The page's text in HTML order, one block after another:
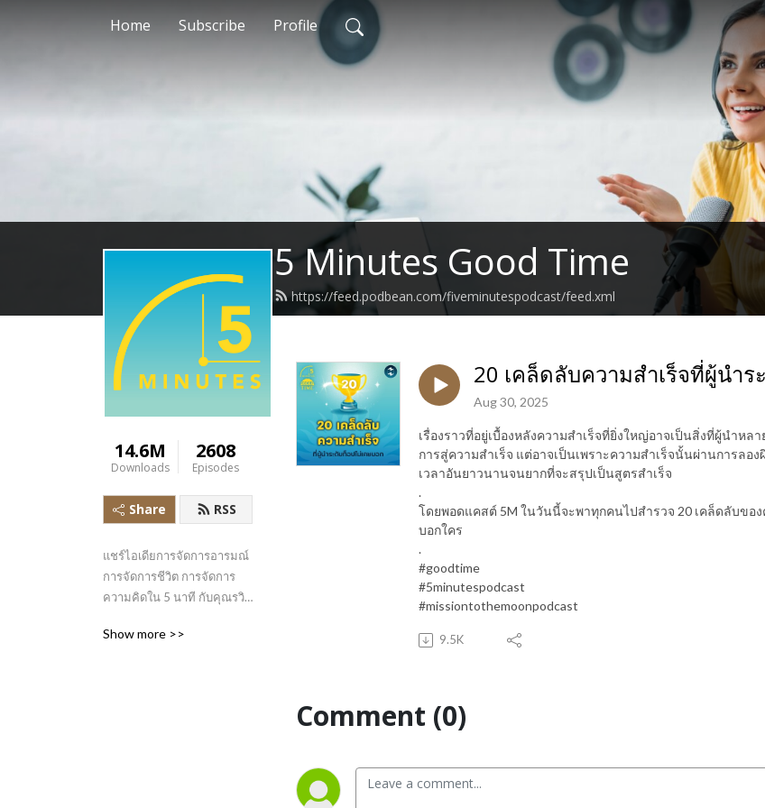
Home Subscribe Profile
5 Minutes Good Time
https://feed.podbean.com/fiveminutespodcast/feed.xml
14.6M
Downloads
2608
Episodes
Share RSS
แชร์ไอเดียการจัดการอารมณ์
การจัดการชีวิต การจัดการ
ความคิดใน 5 นาที กับคุณรวิศ
Show more >>
20 เคล็ดลับความสำเร็จที่ผู้นำ
Aug 30, 2025
เรื่องราวที่อยู่เบื้องหลังความสำเร็จที่ยิ่งใหญ่อาจเป็นสิ่งที่ผู้นำหล
การสู่ความสำเร็จ แต่อาจเป็นเพราะความสำเร็จนั้นผ่านการล
เวลาอันยาวนานจนยากที่จะสรุปเป็นสูตรสำเร็จ
.
โดยพอดแคสต์ 5M ในวันนี้จะพาทุกคนไปสำรวจ 20 เคล็ดลับขอ
บอกใคร
.
#goodtime
#5minutespodcast
#missiontothemoonpodcast
9.5K
Comment (0)